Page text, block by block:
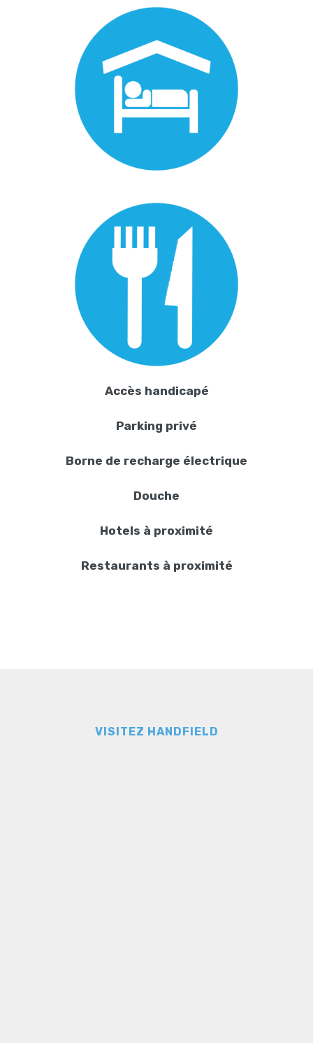
Accès handicapé
Parking privé
Borne de recharge électrique
Douche
Hotels à proximité
Restaurants à proximité
VISITEZ HANDFIELD